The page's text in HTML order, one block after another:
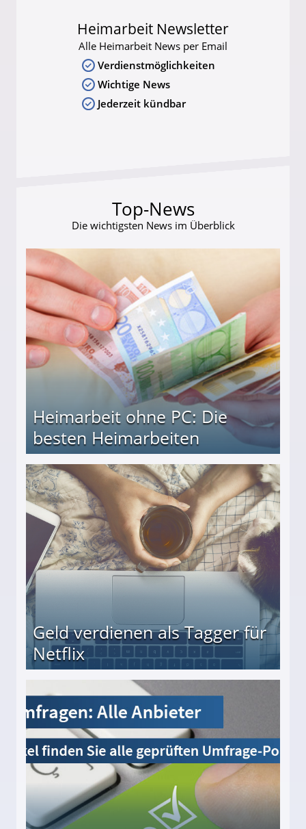
Heimarbeit Newsletter
Alle Heimarbeit News per Email
Verdienstmöglichkeiten
Wichtige News
Jederzeit kündbar
Top-News
Die wichtigsten News im Überblick
Heimarbeit ohne PC: Die
besten Heimarbeiten
Geld verdienen als Tagger für
Netflix